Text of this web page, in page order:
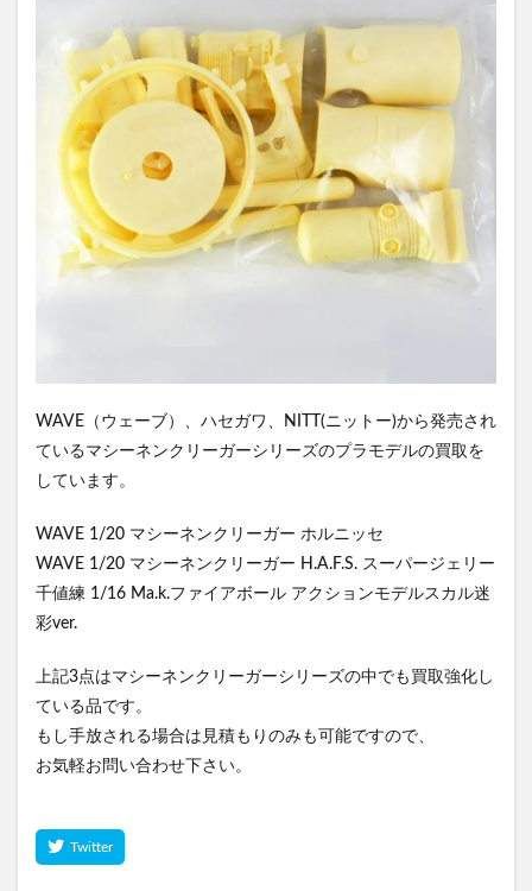
WAVE（ウェーブ）、ハセガワ、NITT(ニットー)から発売され
ているマシーネンクリーガーシリーズのプラモデルの買取を
しています。
WAVE 1/20 マシーネンクリーガー ホルニッセ
WAVE 1/20 マシーネンクリーガー H.A.F.S. スーパージェリー
千値練 1/16 Ma.k.ファイアボール アクションモデルスカル迷
彩ver.
上記3点はマシーネンクリーガーシリーズの中でも買取強化し
ている品です。
もし手放される場合は見積もりのみも可能ですので、
お気軽お問い合わせ下さい。